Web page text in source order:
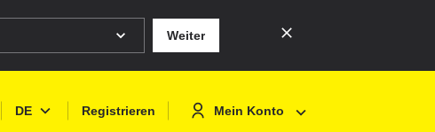
Weiter
DE Registrieren Mein Konto